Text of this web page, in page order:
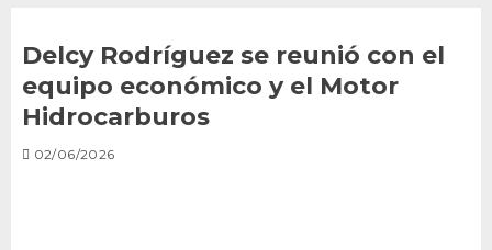
Delcy Rodríguez se reunió con el
equipo económico y el Motor
Hidrocarburos
02/06/2026